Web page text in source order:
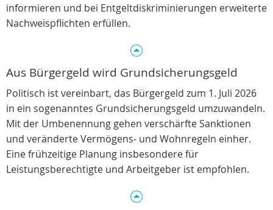
informieren und bei Entgeltdiskriminierungen erweiterte
Nachweispflichten erfüllen.
Aus Bürgergeld wird Grundsicherungsgeld
Politisch ist vereinbart, das Bürgergeld zum 1. Juli 2026
in ein sogenanntes Grundsicherungsgeld umzuwandeln.
Mit der Umbenennung gehen verschärfte Sanktionen
und veränderte Vermögens‑ und Wohnregeln einher.
Eine frühzeitige Planung insbesondere für
Leistungsberechtigte und Arbeitgeber ist empfohlen.